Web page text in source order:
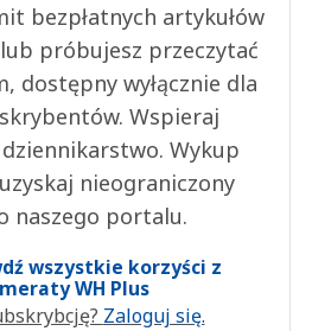
bezpłatnych artykułów
próbujesz przeczytać
dostępny wyłącznie dla
Wspieraj
Wykup
nieograniczony
naszego portalu.
wszystkie korzyści z
WH Plus
Zaloguj się.